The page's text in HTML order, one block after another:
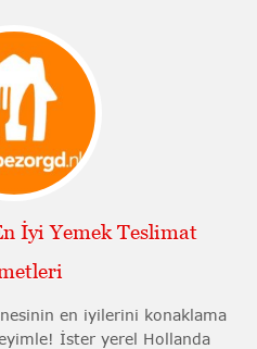
İyi Yemek Teslimat
en iyilerini konaklama
İster yerel Hollanda